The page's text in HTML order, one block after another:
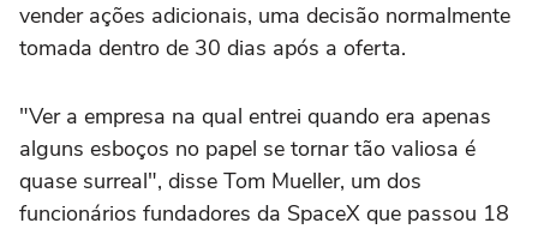
vender ações adicionais, uma decisão normalmente
tomada dentro de 30 dias após a oferta.
"Ver a empresa na qual entrei quando era apenas
alguns esboços no papel se tornar tão valiosa é
quase surreal", disse Tom Mueller, um dos
funcionários fundadores da SpaceX que passou 18